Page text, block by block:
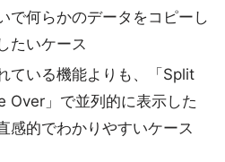
で何らかのデータをコピーし
たいケース
ている機能よりも、「Split
Over」で並列的に表示した
感的でわかりやすいケース